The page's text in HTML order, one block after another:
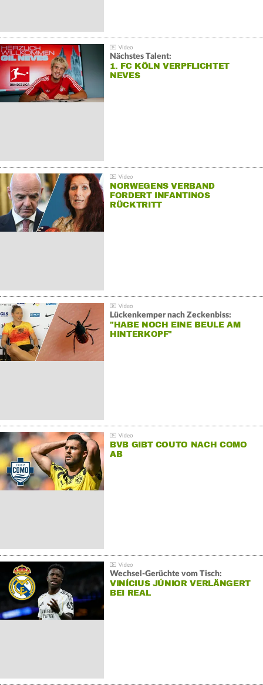
Nächstes Talent:
1. FC KÖLN VERPFLICHTET
NEVES
NORWEGENS VERBAND
FORDERT INFANTINOS
RÜCKTRITT
Lückenkemper nach Zeckenbiss:
"HABE NOCH EINE BEULE AM
HINTERKOPF"
BVB GIBT COUTO NACH COMO
AB
Wechsel-Gerüchte vom Tisch:
VINÍCIUS JÚNIOR VERLÄNGERT
BEI REAL